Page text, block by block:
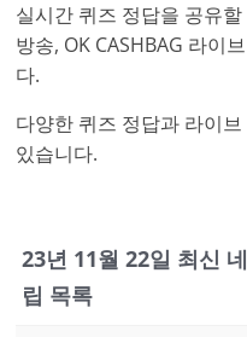
실시간 퀴즈 정답을 공유
방송, OK CASHBAG 라이
다.
다양한 퀴즈 정답과 라이
있습니다.
23년 11월 22일 최신
립 목록